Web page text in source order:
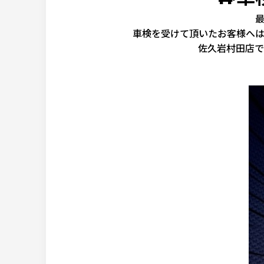
車検を受けて頂いたお客様へ
佐久岩村田店